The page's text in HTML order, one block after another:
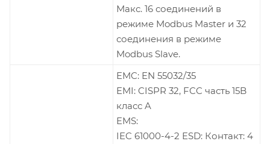
Макс. 16 соединений в
режиме Modbus Master и 32
соединения в режиме
Modbus Slave.
EMC: EN 55032/35
EMI: CISPR 32, FCC часть 15B
класс A
EMS:
IEC 61000-4-2 ESD: Контакт: 4